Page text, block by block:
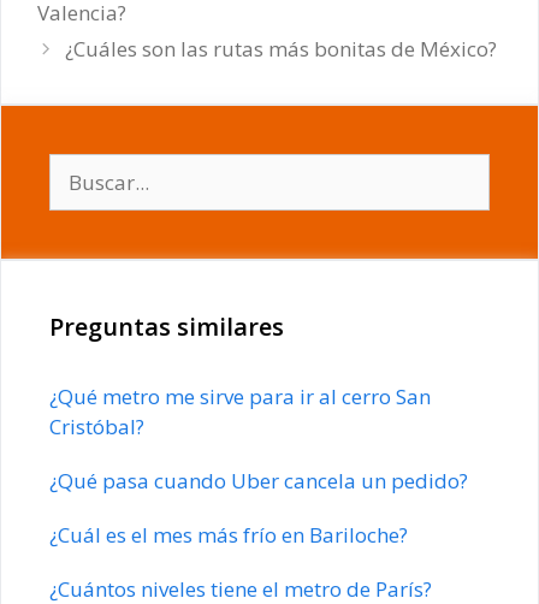
Valencia?
¿Cuáles son las rutas más bonitas de México?
Preguntas similares
¿Qué metro me sirve para ir al cerro San
Cristóbal?
¿Qué pasa cuando Uber cancela un pedido?
¿Cuál es el mes más frío en Bariloche?
¿Cuántos niveles tiene el metro de París?